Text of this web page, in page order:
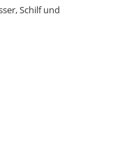
Schilf und